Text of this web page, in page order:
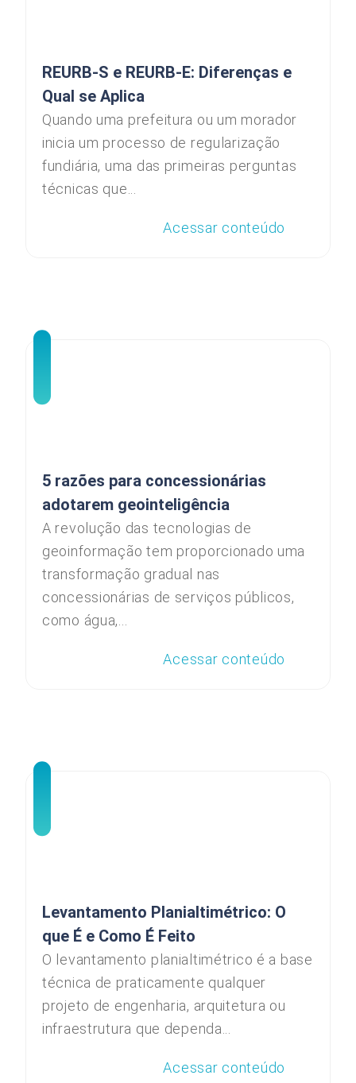
REURB-S e REURB-E: Diferenças e
Qual se Aplica
Quando uma prefeitura ou um morador
inicia um processo de regularização
fundiária, uma das primeiras perguntas
técnicas que...
Acessar conteúdo
5 razões para concessionárias
adotarem geointeligência
A revolução das tecnologias de
geoinformação tem proporcionado uma
transformação gradual nas
concessionárias de serviços públicos,
como água,...
Acessar conteúdo
Levantamento Planialtimétrico: O
que É e Como É Feito
O levantamento planialtimétrico é a base
técnica de praticamente qualquer
projeto de engenharia, arquitetura ou
infraestrutura que dependa...
Acessar conteúdo